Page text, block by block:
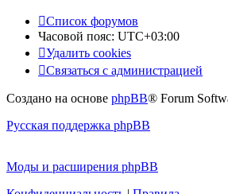
Список форумов
Часовой пояс: UTC+03:00
Удалить cookies
Связаться с администрацией
Создано на основе phpBB® Forum
Русская поддержка phpBB
Моды и расширения phpBB